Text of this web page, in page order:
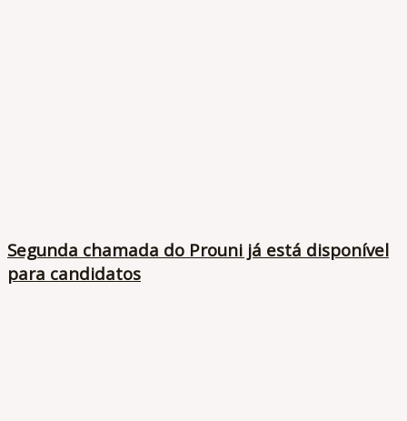
Segunda chamada do Prouni já está disponível
para candidatos